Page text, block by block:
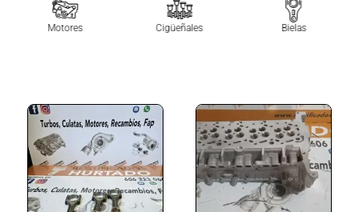
Motores Cigüeñales Bielas